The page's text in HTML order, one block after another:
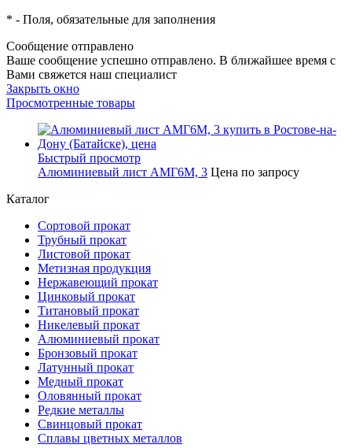
* - Поля, обязательные для заполнения
Сообщение отправлено
Ваше сообщение успешно отправлено. В ближайшее время с
Вами свяжется наш специалист
Закрыть окно
Просмотренные товары
Быстрый просмотр
Алюминиевый лист АМГ6М, 3 Цена по запросу
Каталог
Сортовой прокат
Трубный прокат
Листовой прокат
Метизная продукция
Нержавеющий прокат
Цинковый прокат
Титановый прокат
Никелевый прокат
Алюминиевый прокат
Бронзовый прокат
Латунный прокат
Медный прокат
Оловянный прокат
Редкие металлы
Свинцовый прокат
Сплавы цветных металлов